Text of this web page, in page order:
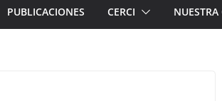
PUBLICACIONES CERCI NUESTRA